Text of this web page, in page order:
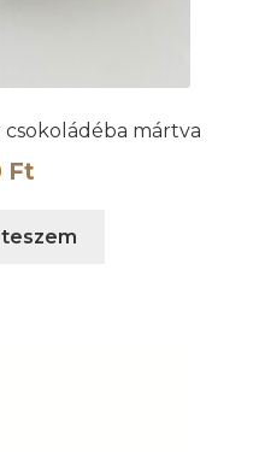
mártva
Ft